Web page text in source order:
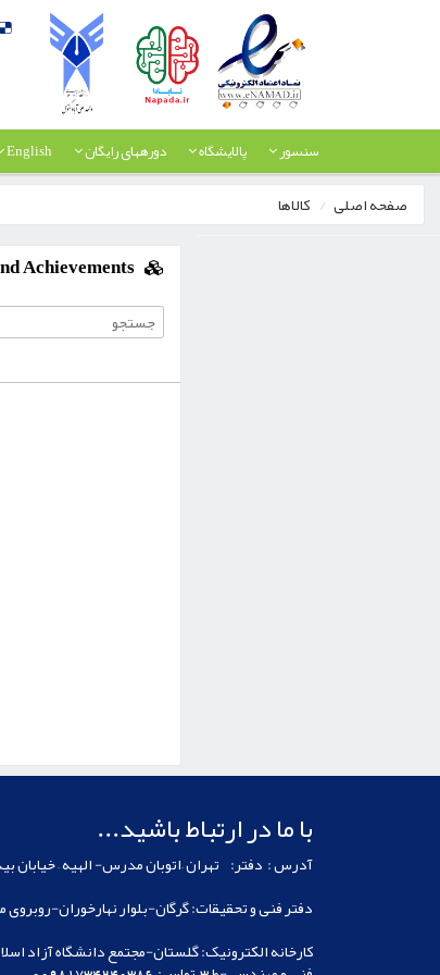
سنسور پالایشگاه دورههای رایگان English
صفحه اصلی کالاها
Achievements
با ما در ارتباط باشید...